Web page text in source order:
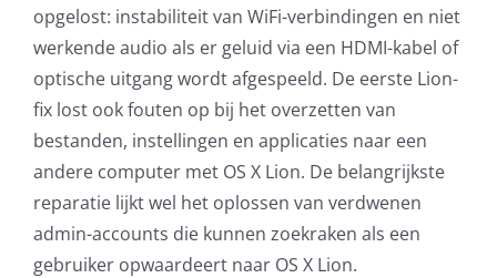
opgelost: instabiliteit van WiFi-verbindingen en niet
werkende audio als er geluid via een HDMI-kabel of
optische uitgang wordt afgespeeld. De eerste Lion-
fix lost ook fouten op bij het overzetten van
bestanden, instellingen en applicaties naar een
andere computer met OS X Lion. De belangrijkste
reparatie lijkt wel het oplossen van verdwenen
admin-accounts die kunnen zoekraken als een
gebruiker opwaardeert naar OS X Lion.